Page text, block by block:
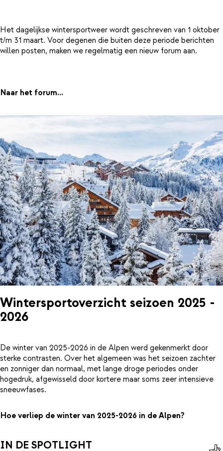
Het dagelijkse wintersportweer wordt geschreven van 1 oktober
t/m 31 maart. Voor degenen die buiten deze periode berichten
willen posten, maken we regelmatig een nieuw forum aan.
Naar het forum...
Wintersportoverzicht seizoen 2025 -
2026
De winter van 2025-2026 in de Alpen werd gekenmerkt door
sterke contrasten. Over het algemeen was het seizoen zachter
en zonniger dan normaal, met lange droge periodes onder
hogedruk, afgewisseld door kortere maar soms zeer intensieve
sneeuwfases.
Hoe verliep de winter van 2025-2026 in de Alpen?
IN DE SPOTLIGHT